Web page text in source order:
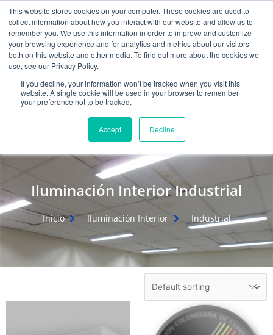
This website stores cookies on your computer. These cookies are used to
collect information about how you interact with our website and allow us to
remember you. We use this information in order to improve and customize
your browsing experience and for analytics and metrics about our visitors
both on this website and other media. To find out more about the cookies we
use, see our Privacy Policy.
If you decline, your information won’t be tracked when you visit this
website. A single cookie will be used in your browser to remember
your preference not to be tracked.
Accept Decline
contenido
W
h
a
t
s
a
p
F
a
c
e
b
k
Y
o
u
t
u
I
n
s
t
a
a
m
E
n
v
e
l
e
mercadeo@grupoeib.comWhatsApp:+57
3103229640PBX:+ 601 342 80 45
Iluminación Interior Industrial
Inicio Iluminación Interior Industrial